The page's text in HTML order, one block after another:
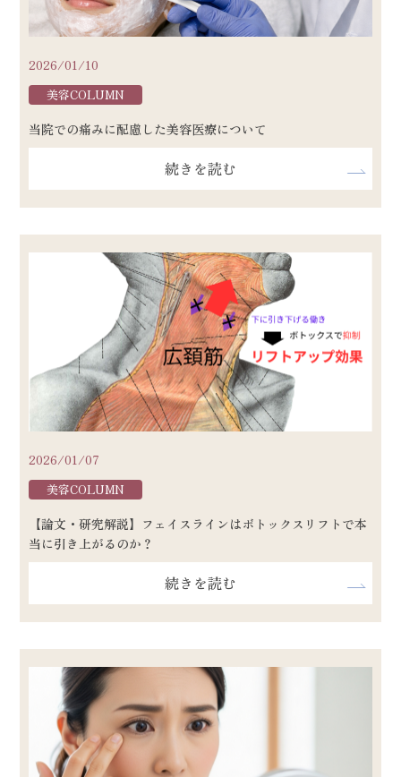
2026/01/10
美容COLUMN
当院での痛みに配慮した美容医療について
続きを読む
2026/01/07
美容COLUMN
【論文・研究解説】フェイスラインはボトックスリフトで本
当に引き上がるのか？
続きを読む